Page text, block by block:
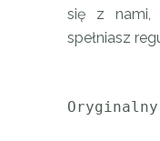
się z nami,
spełniasz